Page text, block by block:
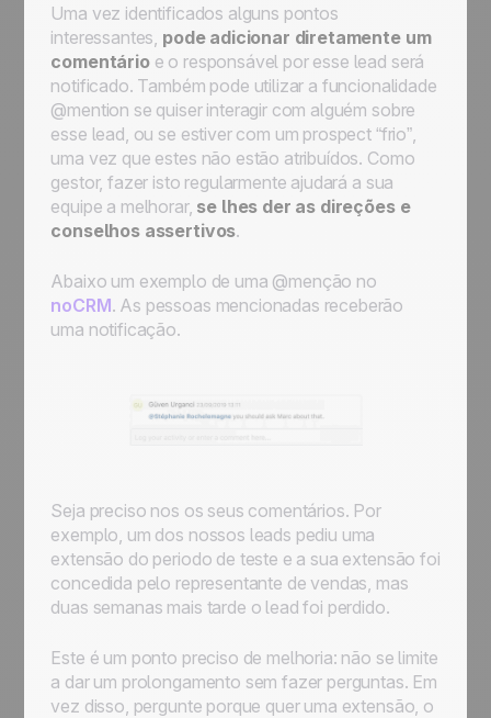
Uma vez identificados alguns pontos
interessantes, pode adicionar diretamente um
comentárioe o responsável por esse lead será
notificado. Também pode utilizar a funcionalidade
@mention se quiser interagir com alguém sobre
esse lead, ou se estiver com um prospect “frio”,
uma vez que estes não estão atribuídos. Como
gestor, fazer isto regularmente ajudará a sua
equipe a melhorar, se lhes der as direções e
conselhos assertivos.
Abaixo um exemplo de uma @menção no
noCRM. As pessoas mencionadas receberão
uma notificação.
Seja preciso nos os seus comentários. Por
exemplo, um dos nossos leads pediu uma
extensão do periodo de teste e a sua extensão foi
concedida pelo representante de vendas, mas
duas semanas mais tarde o lead foi perdido.
Este é um ponto preciso de melhoria: não se limite
a dar um prolongamento sem fazer perguntas. Em
vez disso, pergunte porque quer uma extensão, o